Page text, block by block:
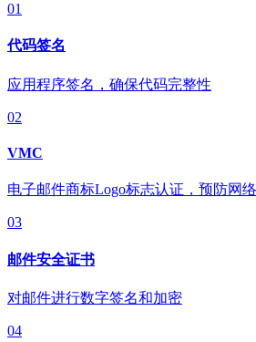
01
代码签名
应用程序签名，确保代码完整性
02
VMC
电子邮件商标Logo标志认证，预防网
03
邮件安全证书
对邮件进行数字签名和加密
04